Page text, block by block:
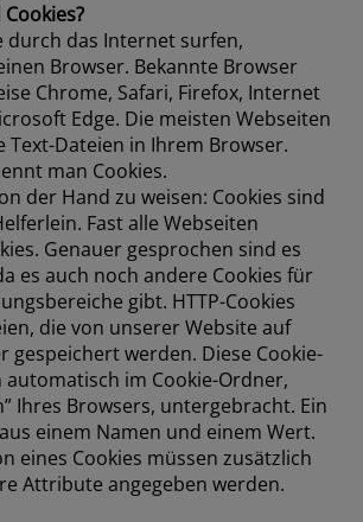
durch das Internet surfen,
Browser. Bekannte Browser
Chrome, Safari, Firefox, Internet
Edge. Die meisten Webseiten
Text-Dateien in Ihrem Browser.
man Cookies.
der Hand zu weisen: Cookies sind
Fast alle Webseiten
Genauer gesprochen sind es
es auch noch andere Cookies für
gibt. HTTP-Cookies
die von unserer Website auf
gespeichert werden. Diese Cookie-
automatisch im Cookie-Ordner,
Ihres Browsers, untergebracht. Ein
einem Namen und einem Wert.
eines Cookies müssen zusätzlich
Attribute angegeben werden.